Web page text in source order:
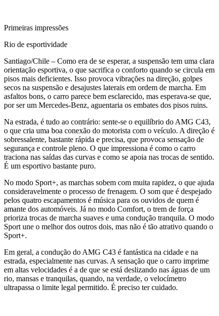
Primeiras impressões
Rio de esportividade
Santiago/Chile – Como era de se esperar, a suspensão tem uma clara
orientação esportiva, o que sacrifica o conforto quando se circula em
pisos mais deficientes. Isso provoca vibrações na direção, golpes
secos na suspensão e desajustes laterais em ordem de marcha. Em
asfaltos bons, o carro parece bem esclarecido, mas esperava-se que,
por ser um Mercedes-Benz, aguentaria os embates dos pisos ruins.
Na estrada, é tudo ao contrário: sente-se o equilíbrio do AMG C43,
o que cria uma boa conexão do motorista com o veículo. A direção é
sobressalente, bastante rápida e precisa, que provoca sensação de
segurança e controle pleno. O que impressiona é como o carro
traciona nas saídas das curvas e como se apoia nas trocas de sentido.
É um esportivo bastante puro.
No modo Sport+, as marchas sobem com muita rapidez, o que ajuda
consideravelmente o processo de frenagem. O som que é despejado
pelos quatro escapamentos é música para os ouvidos de quem é
amante dos automóveis. Já no modo Comfort, o trem de força
prioriza trocas de marcha suaves e uma condução tranquila. O modo
Sport une o melhor dos outros dois, mas não é tão atrativo quando o
Sport+.
Em geral, a condução do AMG C43 é fantástica na cidade e na
estrada, especialmente nas curvas. A sensação que o carro imprime
em altas velocidades é a de que se está deslizando nas águas de um
rio, mansas e tranquilas, quando, na verdade, o velocímetro
ultrapassa o limite legal permitido. É preciso ter cuidado.